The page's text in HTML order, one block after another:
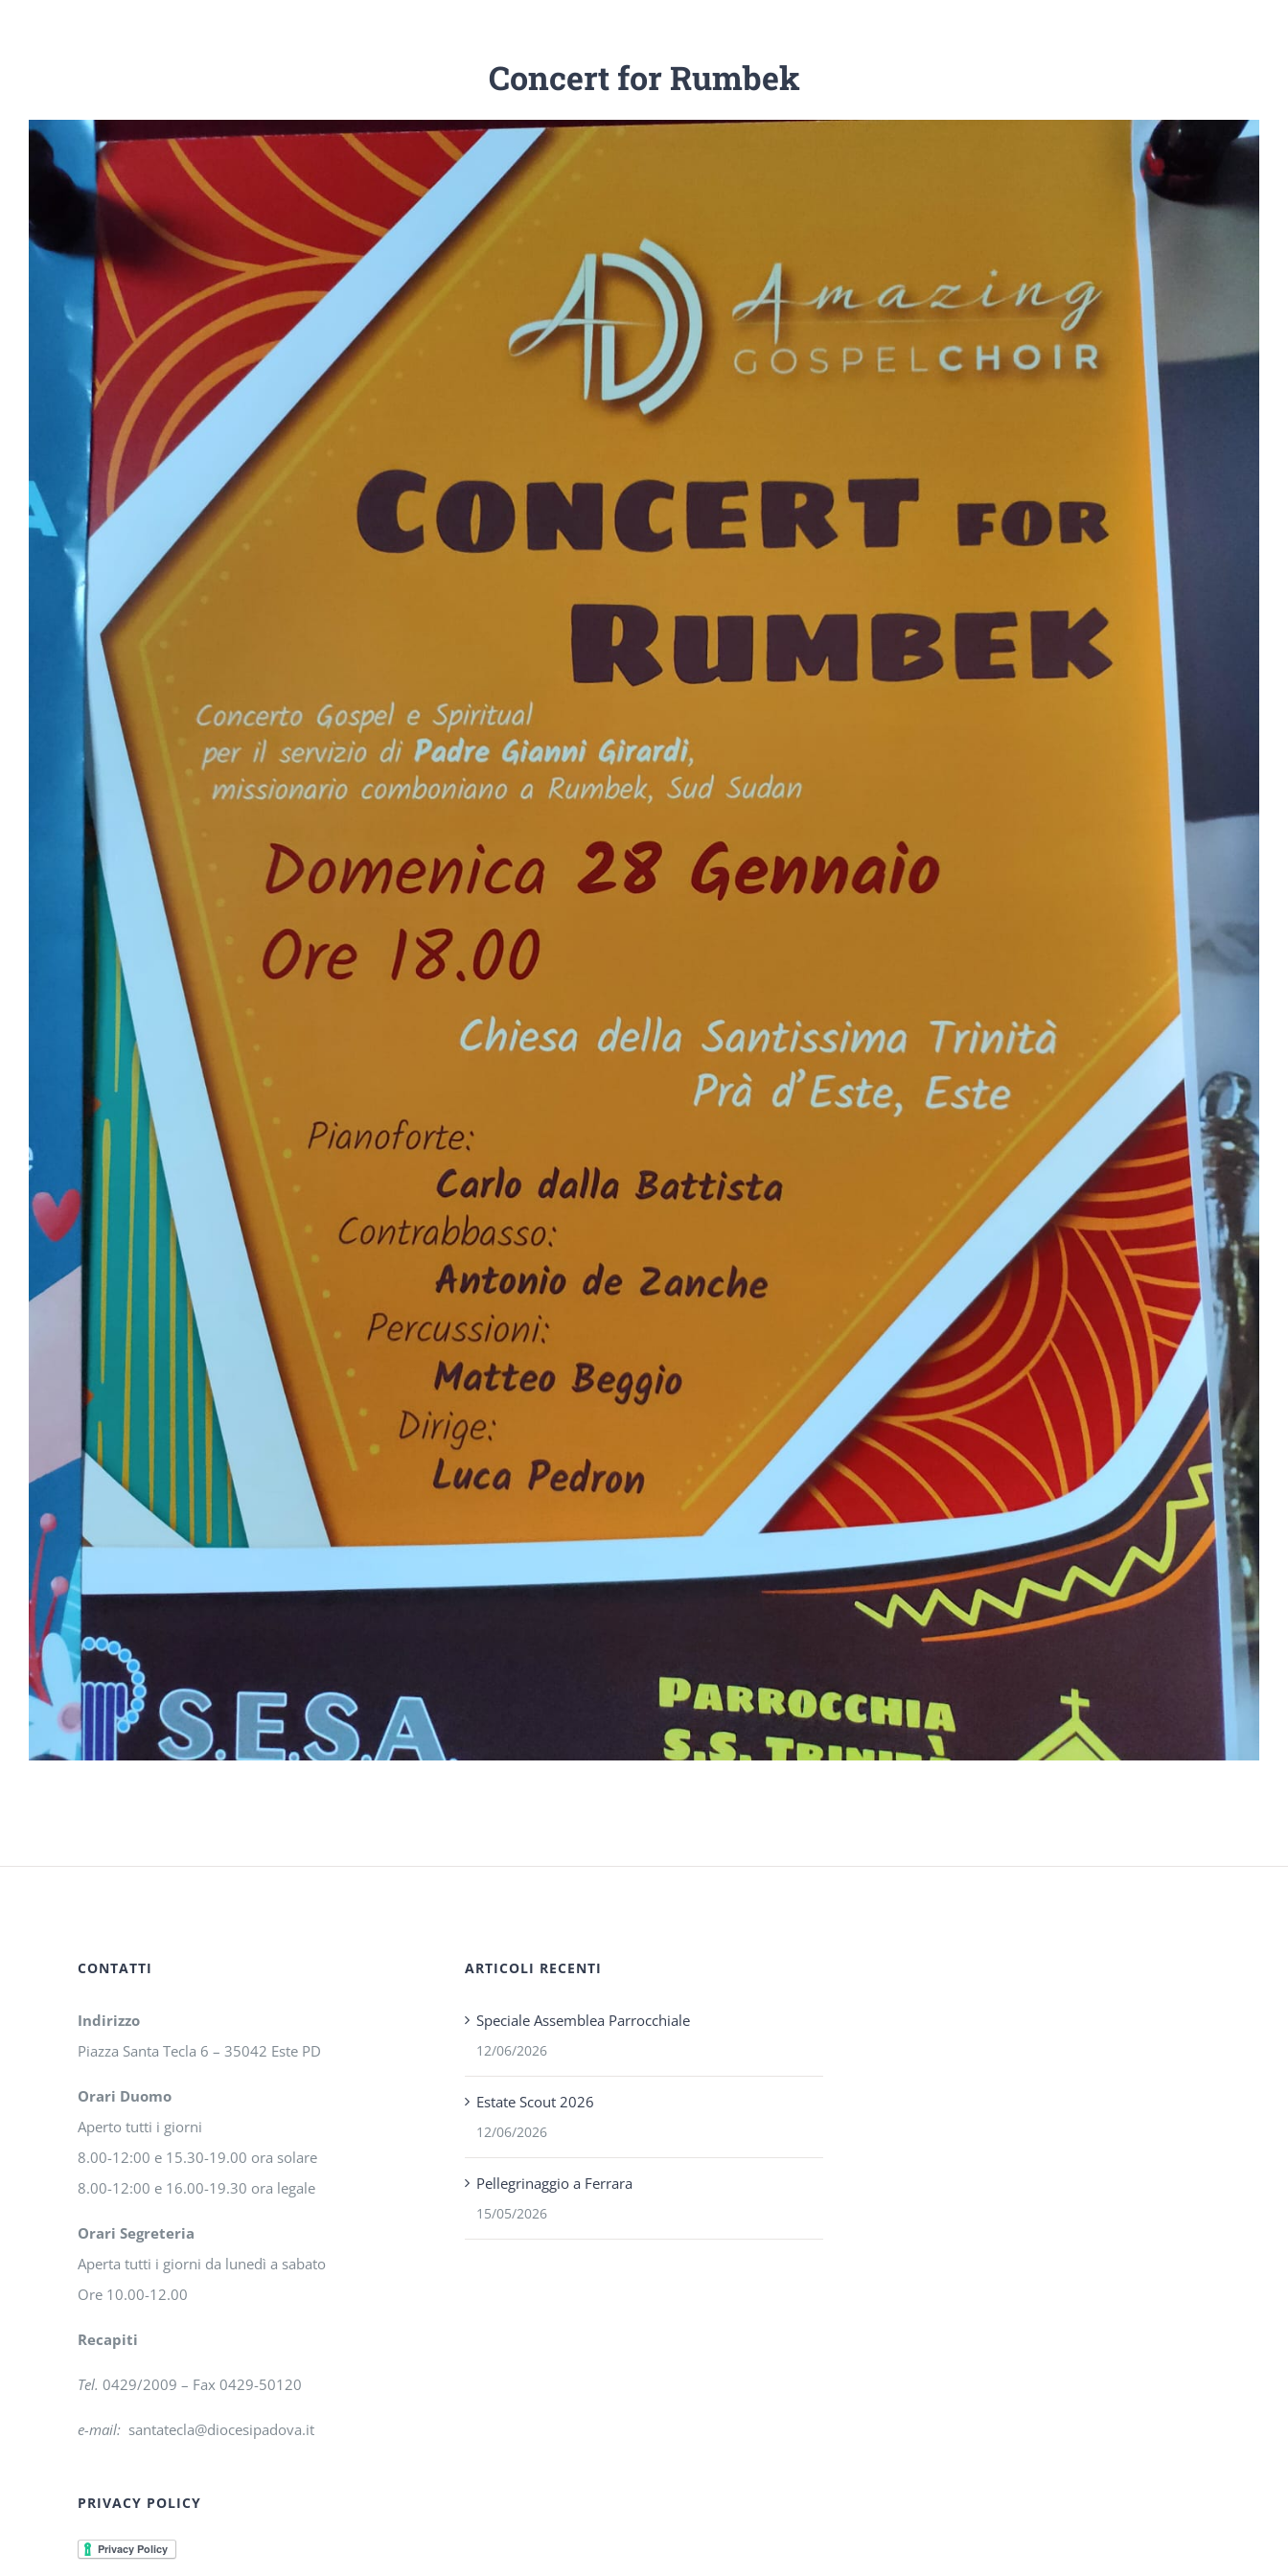
Concert for Rumbek
CONTATTI
Indirizzo
Piazza Santa Tecla 6 – 35042 Este PD
Orari Duomo
Aperto tutti i giorni
8.00-12:00 e 15.30-19.00 ora solare
8.00-12:00 e 16.00-19.30 ora legale
Orari Segreteria
Aperta tutti i giorni da lunedì a sabato
Ore 10.00-12.00
Recapiti
Tel. 0429/2009 – Fax 0429-50120
e-mail: santatecla@diocesipadova.it
PRIVACY POLICY
ARTICOLI RECENTI
Speciale Assemblea Parrocchiale
12/06/2026
Estate Scout 2026
12/06/2026
Pellegrinaggio a Ferrara
15/05/2026